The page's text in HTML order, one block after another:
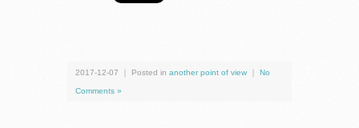
2017-12-07 ｜ Posted in another point of view No
Comments »